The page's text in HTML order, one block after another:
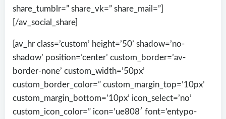
share_tumblr=” share_vk=” share_mail=”]
[/av_social_share]
[av_hr class=’custom’ height=’50’ shadow=’no-
shadow’ position=’center’ custom_border=’av-
border-none’ custom_width=’50px’
custom_border_color=” custom_margin_top=’10px’
custom_margin_bottom=’10px’ icon_select=’no’
custom_icon_color=” icon=’ue808′ font=’entypo-